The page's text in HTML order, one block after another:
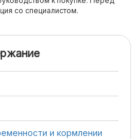
со специалистом.
и кормлении